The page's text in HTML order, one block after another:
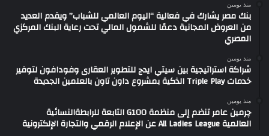
منذ يومين
بنك مصر يشارك في فعالية “اليوم العالمي للشباب” ويقدم العديد
من العروض المجانية دعمًا للشمول المالي تحت رعاية البنك المركزي
المصري
منذ يومين
شراكة استراتيجية بين سيتي ايدج للتطوير العقارى وفودافون لتوفير
خدمات Triple Play الذكية بمشروع داون تاون بالعلمين الجديدة
منذ يومين
چرمين عامر تنضم إلى منظمة G100 التابعة للرابطةالنسائية
العالمية All Ladies League عن الإعلام الرقمي والتجارة الإلكترونية